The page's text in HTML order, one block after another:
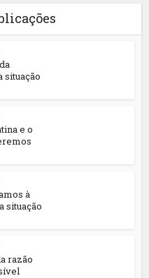
situação
e o
à
situação
razão